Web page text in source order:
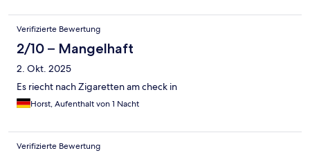
Verifizierte Bewertung
2/10 – Mangelhaft
2. Okt. 2025
Es riecht nach Zigaretten am check in
Horst, Aufenthalt von 1 Nacht
Verifizierte Bewertung